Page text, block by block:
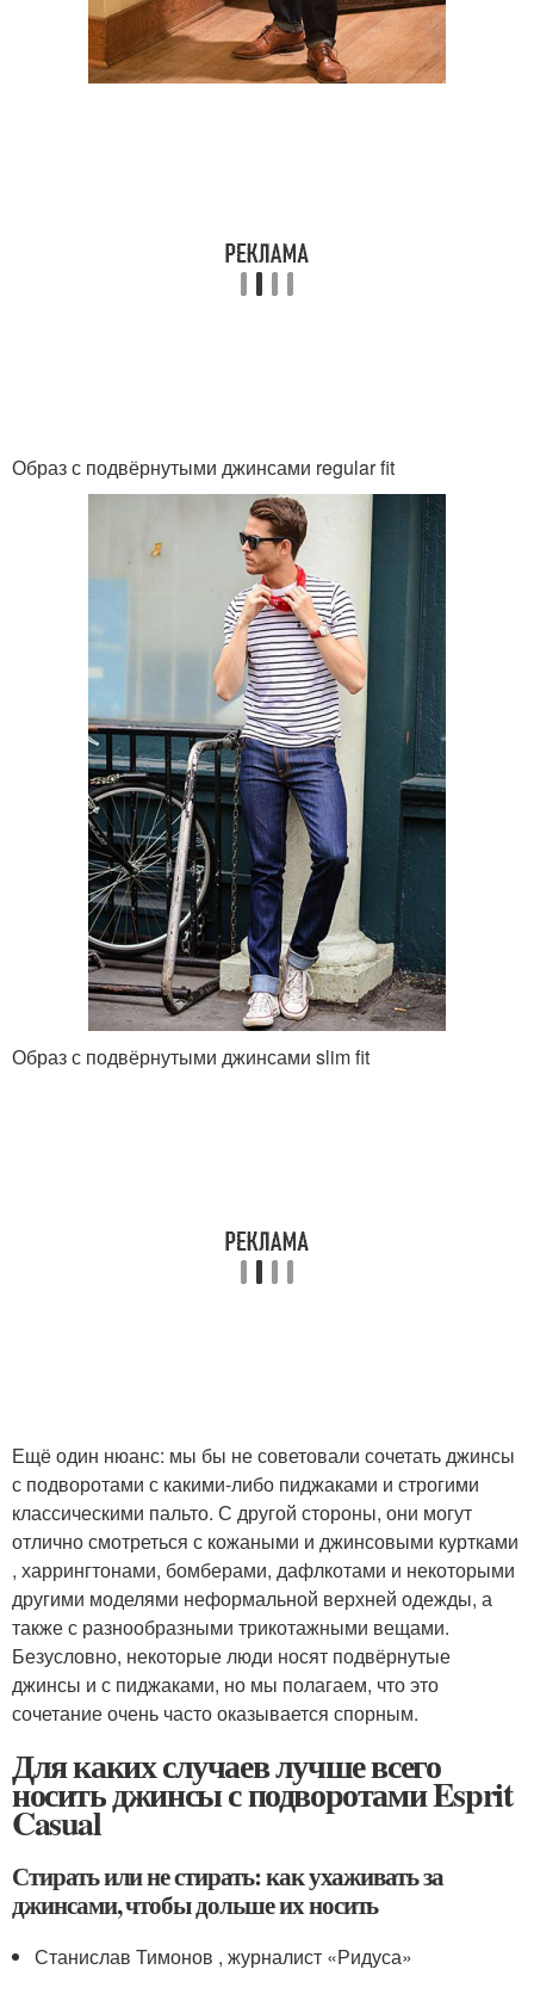
Образ с подвёрнутыми джинсами regular fit
Образ с подвёрнутыми джинсами slim fit
Ещё один нюанс: мы бы не советовали сочетать джинсы
с подворотами с какими-либо пиджаками и строгими
классическими пальто. С другой стороны, они могут
отлично смотреться с кожаными и джинсовыми куртками
, харрингтонами, бомберами, дафлкотами и некоторыми
другими моделями неформальной верхней одежды, а
также с разнообразными трикотажными вещами.
Безусловно, некоторые люди носят подвёрнутые
джинсы и с пиджаками, но мы полагаем, что это
сочетание очень часто оказывается спорным.
Для каких случаев лучше всего
носить джинсы с подворотами Esprit
Casual
Стирать или не стирать: как ухаживать за
джинсами, чтобы дольше их носить
Станислав Тимонов , журналист «Ридуса»